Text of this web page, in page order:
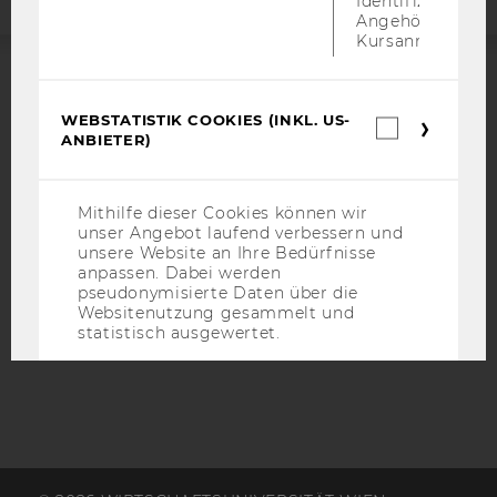
EQUIS
AMBA
Angehörige/r für
Kursanmeldung.
WEBSTATISTIK COOKIES (INKL. US-
ANBIETER)
Mithilfe dieser Cookies können wir
unser Angebot laufend verbessern und
unsere Website an Ihre Bedürfnisse
anpassen. Dabei werden
pseudonymisierte Daten über die
Websitenutzung gesammelt und
statistisch ausgewertet.
Besuchers